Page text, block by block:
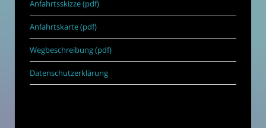
Anfahrtsskizze (pdf)
Anfahrtskarte (pdf)
Wegbeschreibung (pdf)
Datenschutzerklärung